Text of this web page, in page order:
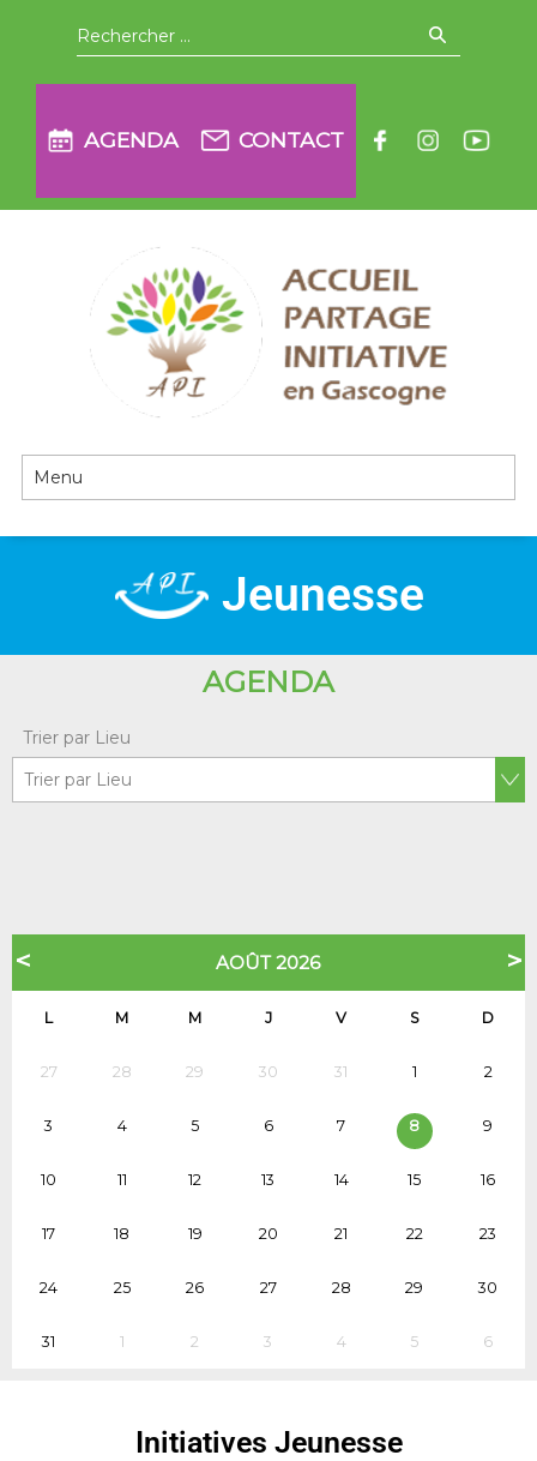
principale
Recherche
pour
AGENDA CONTACT
Passer
au
Jeunesse
AGENDA
Trier par Lieu
< AOÛT 2026 >
L M M J V S D
27 28 29 30 31 1 2
3 4 5 6 7 8 9
10 11 12 13 14 15 16
17 18 19 20 21 22 23
24 25 26 27 28 29 30
31 1 2 3 4 5 6
Initiatives Jeunesse